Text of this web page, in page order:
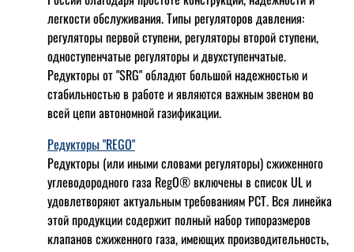
легкости обслуживания. Типы регуляторов давления:
регуляторы первой ступени, регуляторы второй ступени,
одноступенчатые регуляторы и двухступенчатые.
Редукторы от "SRG" обладют большой надежностью и
стабильностью в работе и являются важным звеном во
всей цепи автономной газификации.
Редукторы "REGO"
Редукторы (или иными словами регуляторы) сжиженного
углеводородного газа RegO® включены в список UL и
удовлетворяют актуальным требованиям РСТ. Вся линейка
этой продукции содержит полный набор типоразмеров
клапанов сжиженного газа, имеющих производительность,